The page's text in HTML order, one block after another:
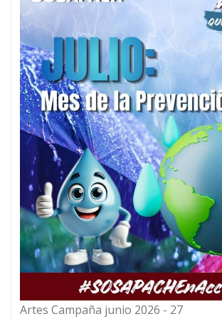
Artes Campaña junio 2026 - 27